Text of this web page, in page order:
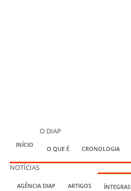
INÍCIO
O DIAP
O QUE É CRONOLOGIA
NOTÍCIAS
AGÊNCIA DIAP ARTIGOS ÍNTEGRAS